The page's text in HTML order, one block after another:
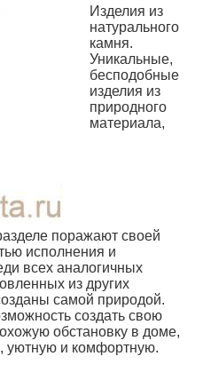
Изделия из
натурального
камня.
Уникальные,
бесподобные
изделия из
природного
материала,
поражают своей
исполнения и
всех аналогичных
из других
самой природой.
создать свою
обстановку в доме,
уютную и комфортную.